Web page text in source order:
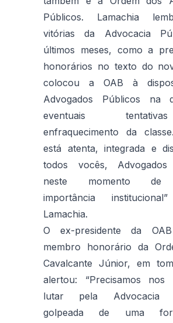
Públicos. Lamachia
vitórias da Advocacia
últimos meses, como a
honorários no texto do
colocou a OAB à
Advogados Públicos na
eventuais
enfraquecimento da
está atenta, integrada e
todos vocês, Advogados
neste momento de
importância
Lamachia.
O ex-presidente da
membro honorário da
Cavalcante Júnior, em
alertou: “Precisamos
lutar pela Advocacia
golpeada de uma